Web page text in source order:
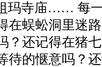
玛寺庙…… 每
在蜈蚣洞里迷
？还记得在猪
待的惬意吗？